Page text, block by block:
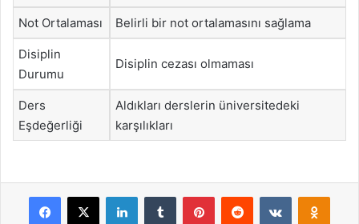
Not Ortalaması Belirli bir not ortalamasını sağlama
Disiplin
Durumu
Disiplin cezası olmaması
Ders
Eşdeğerliği
Aldıkları derslerin üniversitedeki
karşılıkları
Facebook
X LinkedInTumblr PinterestReddit VKontakte